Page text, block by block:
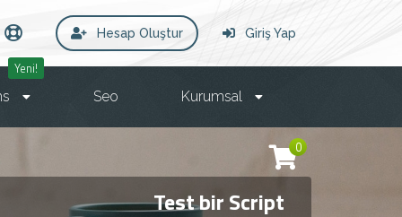
Giriş Yap
Hesap Oluştur
Yeni!
Seo Kurumsal
0
Test bir Script